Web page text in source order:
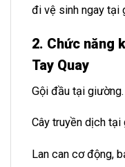
đi vệ sinh ngay tại
2. Chức năng
Tay Quay
Gội đầu tại giường.
Cây truyền dịch tại
Lan can cơ động,